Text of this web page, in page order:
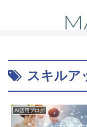
スキルア
AI活用ブログ